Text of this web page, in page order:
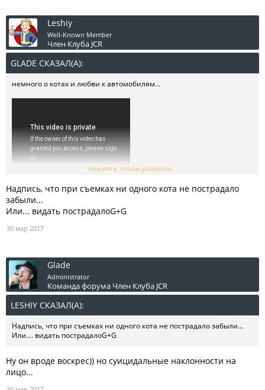
Leshiy
Well-Known Member
Член Клуба JCR
GLADE СКАЗАЛ(А):
немного о котах и любви к автомобилям...
Нажмите, чтобы раскрыть...
Надпись, что при съемках ни одного кота не пострадало
забыли...
Или... видать пострадалоG+G
30 мар 2017
Glade
Administrator
Команда форума Член Клуба JCR
LESHIY СКАЗАЛ(А):
Надпись, что при съемках ни одного кота не пострадало забыли...
Или.... видать пострадалоG+G
Ну он вроде воскрес)) но суицидальные наклонности на
лицо...